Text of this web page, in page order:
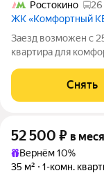
Ростокино
ЖК «Комфортный
Заезд возможен с
квартира для
окон открывается
работы, обеденная
Снять
52 500 ₽ в
Вернём 10%
35 м²
1-комн.